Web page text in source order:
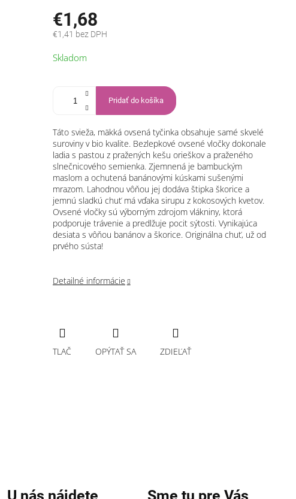
€1,68
€1,41 bez DPH
cena:
Skladom
Pridať do košíka
Táto svieža, mäkká ovsená tyčinka obsahuje samé skvelé
suroviny v bio kvalite. Bezlepkové ovsené vločky dokonale
ladia s pastou z pražených kešu orieškov a praženého
slnečnicového semienka. Zjemnená je bambuckým
maslom a ochutená banánovými kúskami sušenými
mrazom. Lahodnou vôňou jej dodáva štipka škorice a
jemnú sladkú chuť má vďaka sirupu z kokosových kvetov.
Ovsené vločky sú výborným zdrojom vlákniny, ktorá
podporuje trávenie a predlžuje pocit sýtosti. Vynikajúca
desiata s vôňou banánov a škorice. Originálna chuť, už od
prvého sústa!
Detailné informácie
TLAČ OPÝTAŤ SA ZDIEĽAŤ